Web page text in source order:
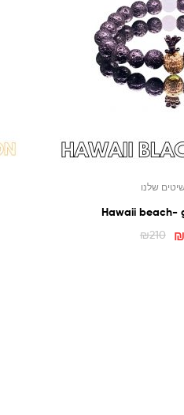
שלנו
Hawaii beach-
₪210 ₪